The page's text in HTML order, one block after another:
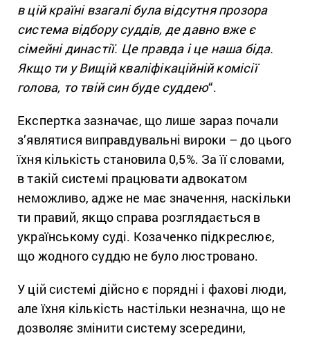
в цій країні взагалі була відсутня прозора
система відбору суддів, де давно вже є
сімейні династії. Це правда і це наша біда.
Якщо ти у Вищій кваліфікаційній комісії
голова, то твій син буде суддею“.
Експертка зазначає, що лише зараз почали
з’являтися виправдувальні вироки – до цього
їхня кількість становила 0,5%. За її словами,
в такій системі працювати адвокатом
неможливо, адже не має значення, наскільки
ти правий, якщо справа розглядається в
українському суді. Козаченко підкреслює,
що жодного суддю не було люстровано.
У цій системі дійсно є порядні і фахові люди,
але їхня кількість настільки незначна, що не
дозволяє змінити систему зсередини,